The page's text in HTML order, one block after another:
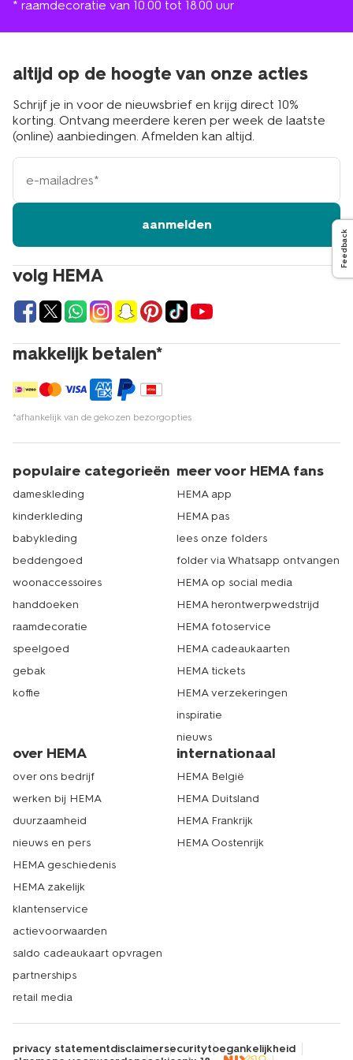
* raamdecoratie van 10.00 tot 18.00 uur
volg HEMA
makkelijk betalen*
*afhankelijk van de gekozen bezorgopties
altijd op de hoogte van onze acties
Schrijf je in voor de nieuwsbrief en krijg direct 10%
korting. Ontvang meerdere keren per week de laatste
(online) aanbiedingen. Afmelden kan altijd.
e-
mailadres
aanmelden
populaire categorieën
dameskleding
kinderkleding
babykleding
beddengoed
woonaccessoires
handdoeken
raamdecoratie
speelgoed
gebak
koffie
meer voor HEMA fans
HEMA app
HEMA pas
lees onze folders
folder via Whatsapp ontvangen
HEMA op social media
HEMA herontwerpwedstrijd
HEMA fotoservice
HEMA cadeaukaarten
HEMA tickets
HEMA verzekeringen
inspiratie
nieuws
over HEMA
over ons bedrijf
werken bij HEMA
duurzaamheid
nieuws en pers
HEMA geschiedenis
HEMA zakelijk
klantenservice
actievoorwaarden
saldo cadeaukaart opvragen
partnerships
retail media
internationaal
HEMA België
HEMA Duitsland
HEMA Frankrijk
HEMA Oostenrijk
privacy statementdisclaimersecuritytoegankelijkheid
Feedback